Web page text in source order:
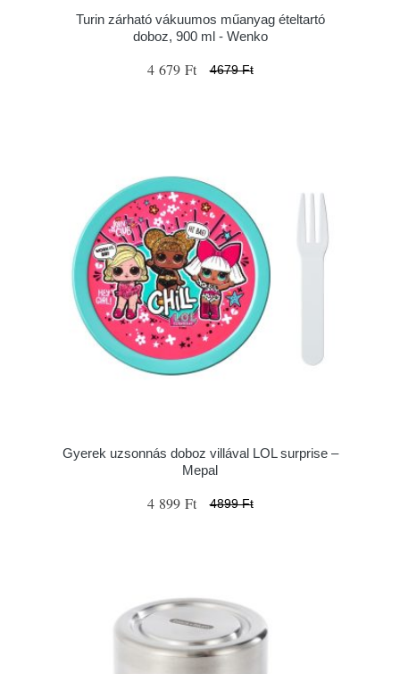
Turin zárható vákuumos műanyag ételtartó
doboz, 900 ml - Wenko
4 679 Ft 4679 Ft
Gyerek uzsonnás doboz villával LOL surprise –
Mepal
4 899 Ft 4899 Ft